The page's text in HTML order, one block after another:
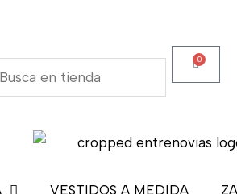
0
Carrito
VESTIDOS A MEDIDA